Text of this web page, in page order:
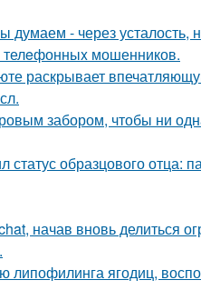
- через усталость,
телeфонныx мошенников.
раскрывает
забором, чтобы ни
образцового отца:
начав вновь делиться
ягодиц,